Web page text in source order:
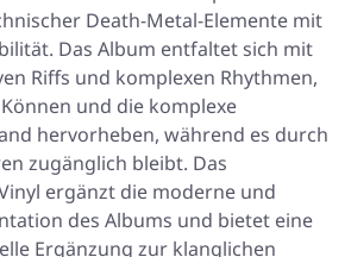
Death-Metal-Elemente mit
Das Album entfaltet sich mit
Riffs und komplexen Rhythmen,
und die komplexe
hervorheben, während es durch
zugänglich bleibt. Das
ergänzt die moderne und
des Albums und bietet eine
Ergänzung zur klanglichen